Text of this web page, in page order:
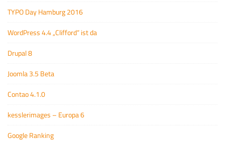
TYPO Day Hamburg 2016
WordPress 4.4 „Clifford“ ist da
Drupal 8
Joomla 3.5 Beta
Contao 4.1.0
kesslerimages – Europa 6
Google Ranking